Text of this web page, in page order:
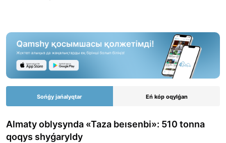
Sońǵy jańalyqtar Eń kóp oqylǵan
Almaty oblysynda «Taza beısenbi»: 510 tonna
qoqys shyǵaryldy